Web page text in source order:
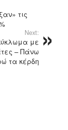
τις
Next:
με
– Πάνω
τα κέρδη